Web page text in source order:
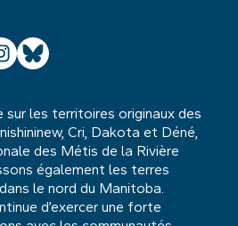
Bluesky
les territoires originaux des
Cri, Dakota et Déné,
des Métis de la Rivière
également les terres
le nord du Manitoba.
d’exercer une forte